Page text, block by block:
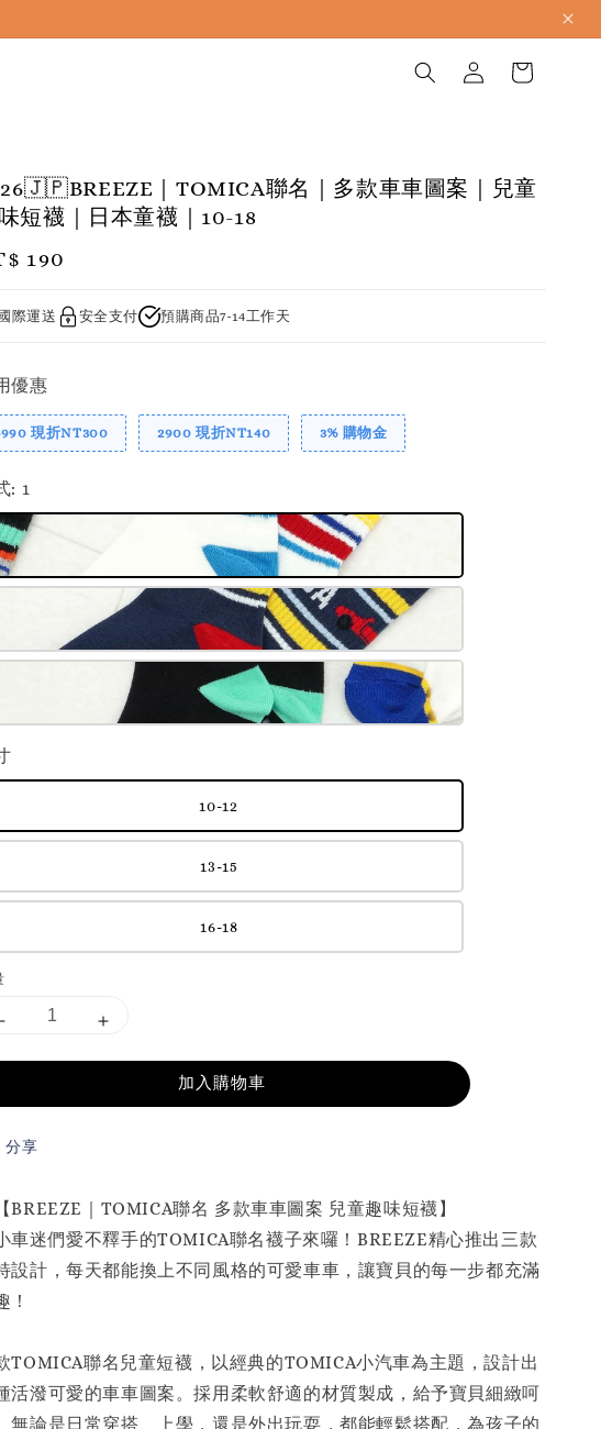
金
｜TOMICA聯名｜多款車車圖案｜兒童
短襪｜日本童襪｜10-18
190
國際運送 安全支付 預購商品7-14工作天
優惠
現折NT300 2900 現折NT140 3% 購物金
: 1
10-12
13-15
16-18
加入購物車
分享
BREEZE｜TOMICA聯名 多款車車圖案 兒童趣味短襪】
車迷們愛不釋手的TOMICA聯名襪子來囉！BREEZE精心推出三款
設計，每天都能換上不同風格的可愛車車，讓寶貝的每一步都充滿
！
TOMICA聯名兒童短襪，以經典的TOMICA小汽車為主題，設計出
活潑可愛的車車圖案。採用柔軟舒適的材質製成，給予寶貝細緻呵
無論是日常穿搭、上學，還是外出玩耍，都能輕鬆搭配，為孩子的